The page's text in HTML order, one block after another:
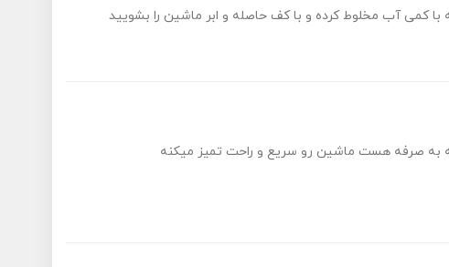
به صرفه هست ماشین رو سریع و راحت تمیز میکنه